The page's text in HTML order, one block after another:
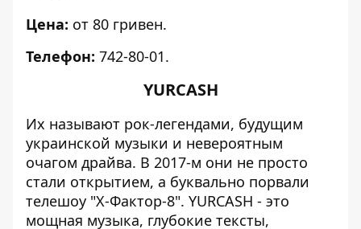
Цена: от 80 гривен.
Телефон: 742-80-01.
YURCASH
Их называют рок-легендами, будущим
украинской музыки и невероятным
очагом драйва. В 2017-м они не просто
стали открытием, а буквально порвали
телешоу "Х-Фактор-8". YURCASH - это
мощная музыка, глубокие тексты,